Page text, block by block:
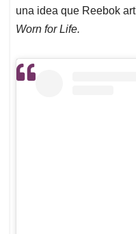
una idea que Reebok
Worn for Life.